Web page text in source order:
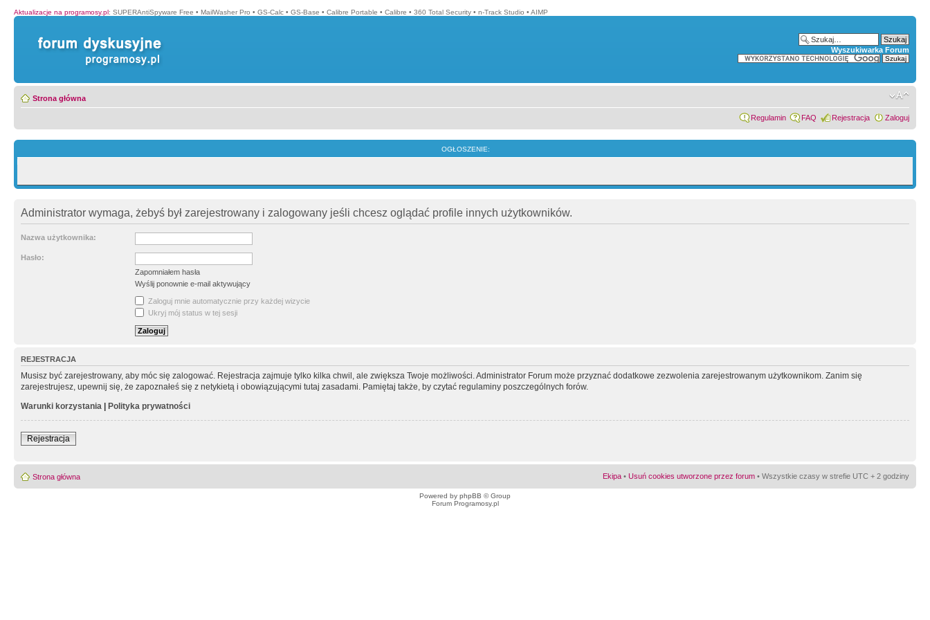
Aktualizacje na programosy.pl: SUPERAntiSpyware Free • MailWasher Pro • GS-Calc • GS-Base • Calibre Portable • Calibre • 360 Total Security • n-Track Studio • AIMP
Wyszukiwarka Forum
Strona główna
Regulamin FAQ Rejestracja Zaloguj
OGŁOSZENIE:
Administrator wymaga, żebyś był zarejestrowany i zalogowany jeśli chcesz oglądać profile innych użytkowników.
Nazwa użytkownika:
Hasło:
Zapomniałem hasła
Wyślij ponownie e-mail aktywujący
Zaloguj mnie automatycznie przy każdej wizycie
Ukryj mój status w tej sesji
REJESTRACJA
Musisz być zarejestrowany, aby móc się zalogować. Rejestracja zajmuje tylko kilka chwil, ale zwiększa Twoje możliwości. Administrator Forum może przyznać dodatkowe zezwolenia zarejestrowanym użytkownikom. Zanim się
zarejestrujesz, upewnij się, że zapoznałeś się z netykietą i obowiązującymi tutaj zasadami. Pamiętaj także, by czytać regulaminy poszczególnych forów.
Warunki korzystania | Polityka prywatności
Rejestracja
Strona główna Ekipa • Usuń cookies utworzone przez forum • Wszystkie czasy w strefie UTC + 2 godziny
Powered by phpBB © Group
Forum Programosy.pl